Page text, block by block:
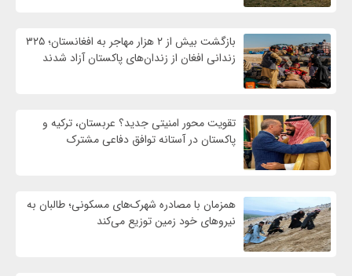
بازگشت بیش از ۲ هزار مهاجر به افغانستان؛ ۳۲۵
زندانی افغان از زندان‌های پاکستان آزاد شدند
تقویت محور امنیتی جدید؟ عربستان، ترکیه و
پاکستان در آستانه توافق دفاعی مشترک
همزمان با مصادره شهرک‌های مسکونی؛ طالبان به
نیروهای خود زمین توزیع می‌کند